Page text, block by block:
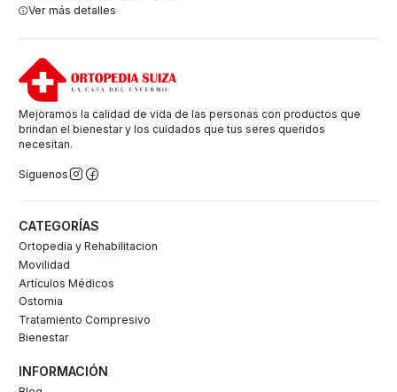
Ver más detalles
Mejoramos la calidad de vida de las personas con productos que
brindan el bienestar y los cuidados que tus seres queridos
necesitan.
Síguenos
CATEGORÍAS
Ortopedia y Rehabilitacion
Movilidad
Artículos Médicos
Ostomia
Tratamiento Compresivo
Bienestar
INFORMACIÓN